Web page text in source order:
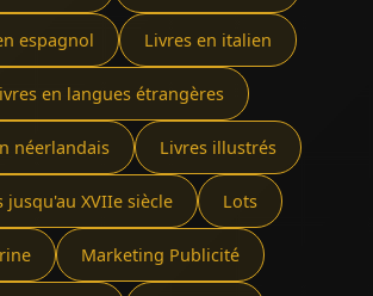
espagnol Livres en italien
en langues étrangères
néerlandais Livres illustrés
jusqu'au XVIIe siècle Lots
Marketing Publicité